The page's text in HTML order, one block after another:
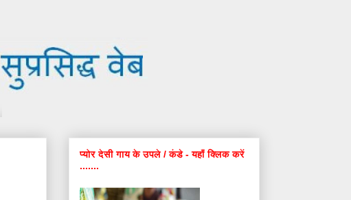
प्योर देसी गाय के उपले / कंडे - यहाँ क्लिक करें
.......